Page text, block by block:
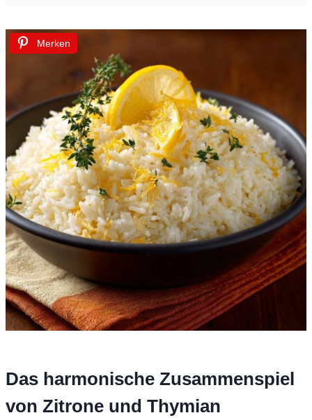
Merken
Das harmonische Zusammenspiel
von Zitrone und Thymian